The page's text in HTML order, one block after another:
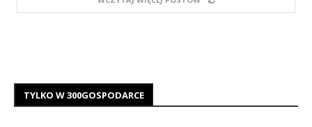
TYLKO W 300GOSPODARCE